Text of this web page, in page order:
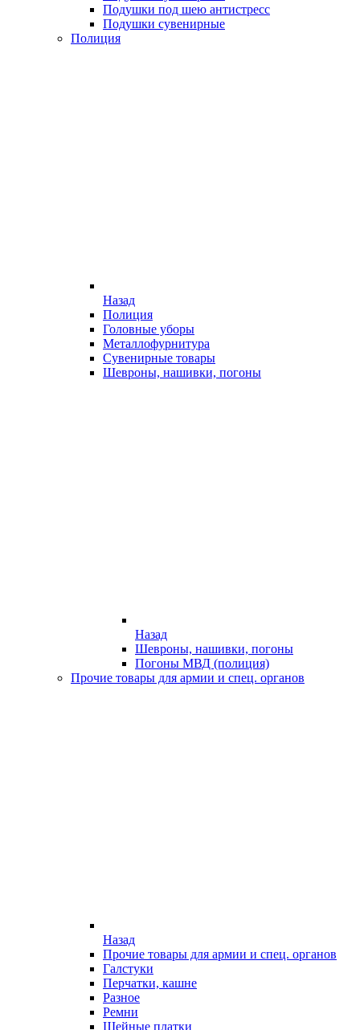
Подушки под шею антистресс
Подушки сувенирные
Полиция
Назад
Полиция
Головные уборы
Металлофурнитура
Сувенирные товары
Шевроны, нашивки, погоны
Назад
Шевроны, нашивки, погоны
Погоны МВД (полиция)
Прочие товары для армии и спец. органов
Назад
Прочие товары для армии и спец. органов
Галстуки
Перчатки, кашне
Разное
Ремни
Шейные платки